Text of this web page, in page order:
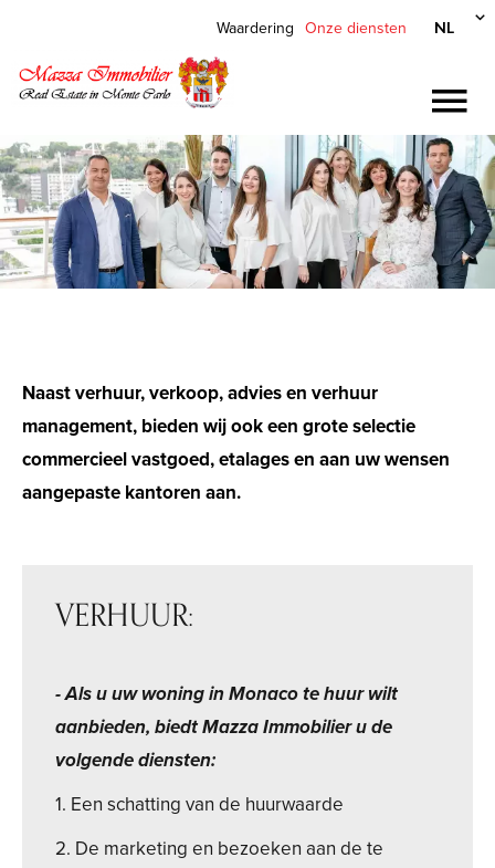
Waardering Onze diensten NL
Naast verhuur, verkoop, advies en verhuur
management, bieden wij ook een grote selectie
commercieel vastgoed, etalages en aan uw wensen
aangepaste kantoren aan.
VERHUUR:
- Als u uw woning in Monaco te huur wilt
aanbieden, biedt Mazza Immobilier u de
volgende diensten:
1. Een schatting van de huurwaarde
2. De marketing en bezoeken aan de te